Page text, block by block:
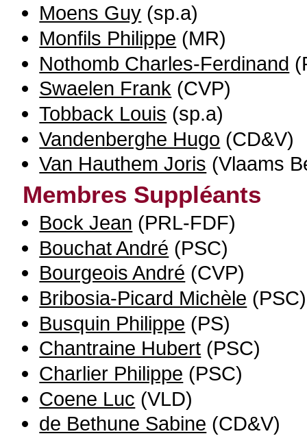
Moens Guy (sp.a)
Monfils Philippe (MR)
Nothomb Charles-Ferdinand
Swaelen Frank (CVP)
Tobback Louis (sp.a)
Vandenberghe Hugo (CD&V)
Van Hauthem Joris (Vlaams
Membres Suppléants
Bock Jean (PRL-FDF)
Bouchat André (PSC)
Bourgeois André (CVP)
Bribosia-Picard Michèle (PSC)
Busquin Philippe (PS)
Chantraine Hubert (PSC)
Charlier Philippe (PSC)
Coene Luc (VLD)
de Bethune Sabine (CD&V)